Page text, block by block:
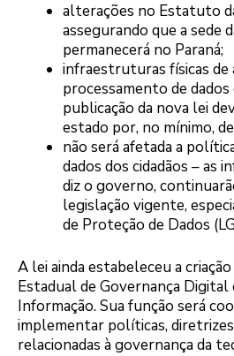
alterações no Estatuto
assegurando que a sede
permanecerá no Paraná;
infraestruturas físicas de
processamento de
publicação da nova lei
estado por, no mínimo,
não será afetada a
dados dos cidadãos – as
diz o governo,
legislação vigente,
de Proteção de Dados
A lei ainda estabeleceu a
Estadual de Governança Digital
Informação. Sua função será
implementar políticas,
relacionadas à governança da